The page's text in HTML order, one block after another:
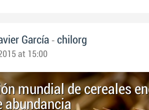
García - chilorg
at 15:00
mundial de cereales
abundancia